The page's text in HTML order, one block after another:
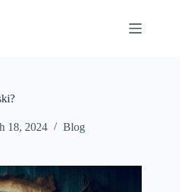
18, 2024 Blog